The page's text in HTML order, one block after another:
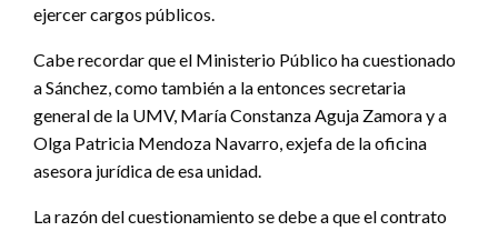
ejercer cargos públicos.
Cabe recordar que el Ministerio Público ha cuestionado
a Sánchez, como también a la entonces secretaria
general de la UMV, María Constanza Aguja Zamora y a
Olga Patricia Mendoza Navarro, exjefa de la oficina
asesora jurídica de esa unidad.
La razón del cuestionamiento se debe a que el contrato